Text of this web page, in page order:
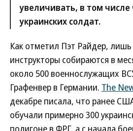
увеличивать, в том числе
украинских солдат.
Как отметил Пэт Райдер,
инструкторы собираются в
около 500 военнослужащих
Графенвер в Германии. The
декабре писала, что ранее
обучали примерно 300
полигоне в ФРГ, а с начала